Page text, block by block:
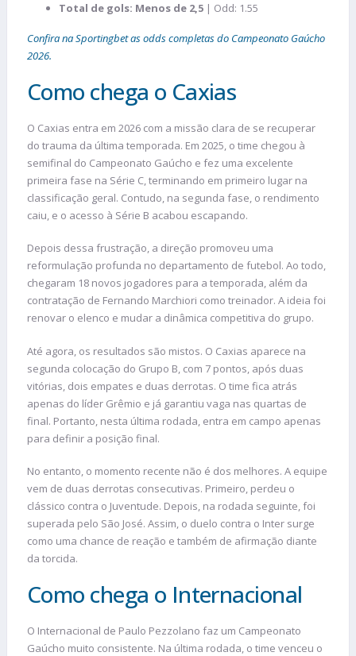
Total de gols: Menos de 2,5 | Odd: 1.55
Confira na Sportingbet as odds completas do Campeonato Gaúcho
2026.
Como chega o Caxias
O Caxias entra em 2026 com a missão clara de se recuperar
do trauma da última temporada. Em 2025, o time chegou à
semifinal do Campeonato Gaúcho e fez uma excelente
primeira fase na Série C, terminando em primeiro lugar na
classificação geral. Contudo, na segunda fase, o rendimento
caiu, e o acesso à Série B acabou escapando.
Depois dessa frustração, a direção promoveu uma
reformulação profunda no departamento de futebol. Ao todo,
chegaram 18 novos jogadores para a temporada, além da
contratação de Fernando Marchiori como treinador. A ideia foi
renovar o elenco e mudar a dinâmica competitiva do grupo.
Até agora, os resultados são mistos. O Caxias aparece na
segunda colocação do Grupo B, com 7 pontos, após duas
vitórias, dois empates e duas derrotas. O time fica atrás
apenas do líder Grêmio e já garantiu vaga nas quartas de
final. Portanto, nesta última rodada, entra em campo apenas
para definir a posição final.
No entanto, o momento recente não é dos melhores. A equipe
vem de duas derrotas consecutivas. Primeiro, perdeu o
clássico contra o Juventude. Depois, na rodada seguinte, foi
superada pelo São José. Assim, o duelo contra o Inter surge
como uma chance de reação e também de afirmação diante
da torcida.
Como chega o Internacional
O Internacional de Paulo Pezzolano faz um Campeonato
Gaúcho muito consistente. Na última rodada, o time venceu o